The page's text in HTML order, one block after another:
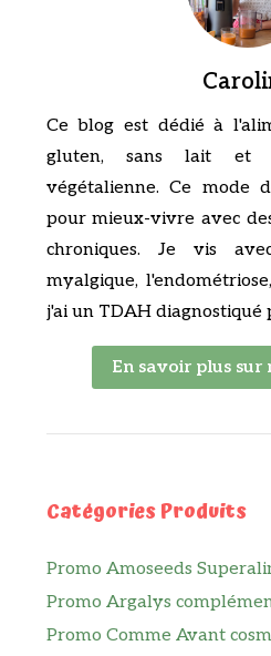
Ce blog est dédié à
gluten, sans lait et
végétalienne. Ce mode
pour mieux-vivre avec
chroniques. Je vis
myalgique,
j'ai un TDAH diagnostiqué
En savoir plus sur
Catégories Produits
Promo Amoseeds
Promo Argalys
Promo Comme Avant